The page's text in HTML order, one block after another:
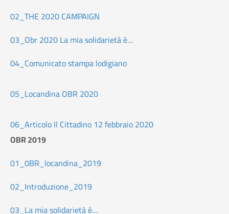
02_THE 2020 CAMPAIGN
03_Obr 2020 La mia solidarietà è…
04_Comunicato stampa lodigiano
05_Locandina OBR 2020
06_Articolo Il Cittadino 12 febbraio 2020
OBR 2019
01_0BR_locandina_2019
02_Introduzione_2019
03_La mia solidarietà è…